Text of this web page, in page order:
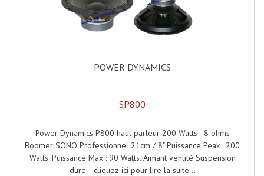
Lecteurs Double Cd MP3
Lecteurs Lasers Simple Et Mp3 (rack 19")
Minidisc
Enregistreur Numérique
Platines Dvd Pour Dj
Platines Cassettes
POWER DYNAMICS
SP800
Power Dynamics P800 haut parleur 200 Watts - 8 ohms
Boomer SONO Professionnel 21cm / 8" Puissance Peak : 200
Watts. Puissance Max : 90 Watts. Aimant ventilé Suspension
dure. - cliquez-ici pour lire la suite...